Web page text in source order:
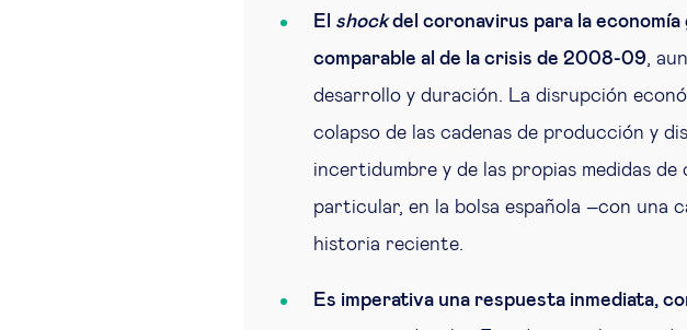
El shockdel coronavirus para la economía
comparable al de la crisis de 2008-09,
desarrollo y duración. La disrupción
colapso de las cadenas de producción y
incertidumbre y de las propias medidas
particular, en la bolsa española –con una
historia reciente.
Es imperativa una respuesta inmediata,